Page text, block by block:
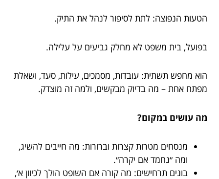
הטעות הנפוצה: לתת לסיפור לנהל את התיק.
בפועל, בית משפט לא מחלק גביעים על עלילה.
הוא מחפש תשתית: עובדות, מסמכים, עילות, סעד, ושאלת
מפתח אחת – מה בדיוק מבקשים, ולמה זה מוצדק.
מה עושים במקום?
מנסחים מטרות קצרות וברורות: מה חייבים להשיג,
ומה ״נחמד אם יקרה״.
בונים תרחישים: מה קורה אם השופט הולך לכיוון א׳,